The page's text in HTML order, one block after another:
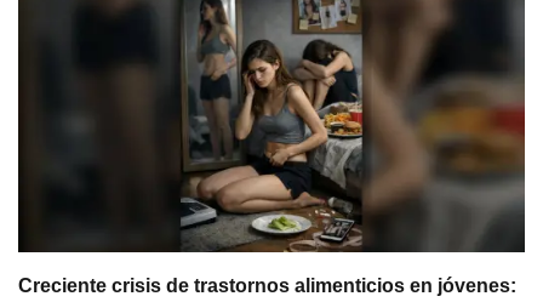
Creciente crisis de trastornos alimenticios en jóvenes: